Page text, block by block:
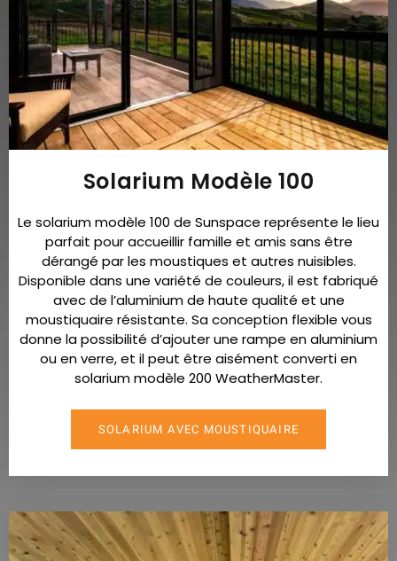
Solarium Modèle 100
Le solarium modèle 100 de Sunspace représente le lieu
parfait pour accueillir famille et amis sans être
dérangé par les moustiques et autres nuisibles.
Disponible dans une variété de couleurs, il est fabriqué
avec de l’aluminium de haute qualité et une
moustiquaire résistante. Sa conception flexible vous
donne la possibilité d’ajouter une rampe en aluminium
ou en verre, et il peut être aisément converti en
solarium modèle 200 WeatherMaster.
SOLARIUM AVEC MOUSTIQUAIRE